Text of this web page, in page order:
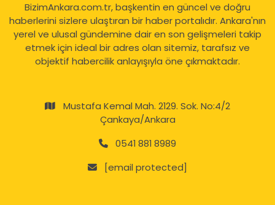
BizimAnkara.com.tr, başkentin en güncel ve doğru
haberlerini sizlere ulaştıran bir haber portalıdır. Ankara'nın
yerel ve ulusal gündemine dair en son gelişmeleri takip
etmek için ideal bir adres olan sitemiz, tarafsız ve
objektif habercilik anlayışıyla öne çıkmaktadır.
Mustafa Kemal Mah. 2129. Sok. No:4/2
Çankaya/Ankara
0541 881 8989
[email protected]